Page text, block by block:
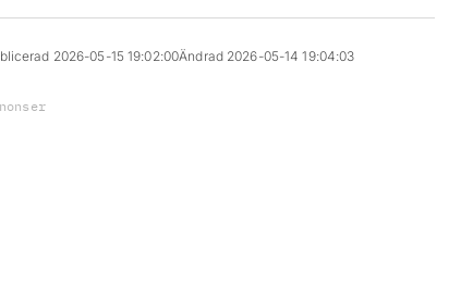
2026-05-15 19:02:00Ändrad 2026-05-14 19:04:03